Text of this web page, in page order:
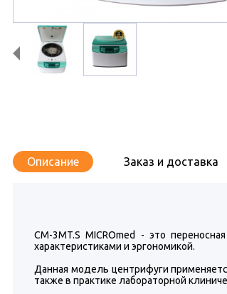
Описание Заказ и доставка
СМ-3MT.S MICROmed - это
характеристиками и эргономикой.
Данная модель центрифуги
также в практике лабораторной